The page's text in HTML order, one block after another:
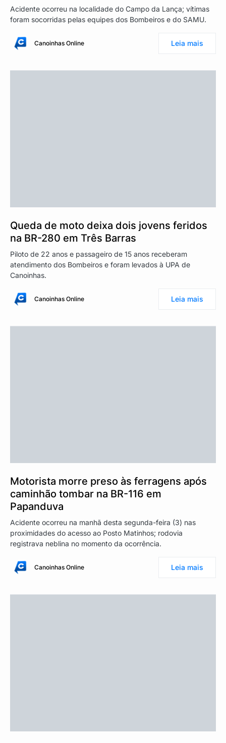
Acidente ocorreu na localidade do Campo da Lança; vítimas
foram socorridas pelas equipes dos Bombeiros e do SAMU.
Canoinhas Online Leia mais
Queda de moto deixa dois jovens feridos
na BR-280 em Três Barras
Piloto de 22 anos e passageiro de 15 anos receberam
atendimento dos Bombeiros e foram levados à UPA de
Canoinhas.
Canoinhas Online Leia mais
Motorista morre preso às ferragens após
caminhão tombar na BR-116 em
Papanduva
Acidente ocorreu na manhã desta segunda-feira (3) nas
proximidades do acesso ao Posto Matinhos; rodovia
registrava neblina no momento da ocorrência.
Canoinhas Online Leia mais